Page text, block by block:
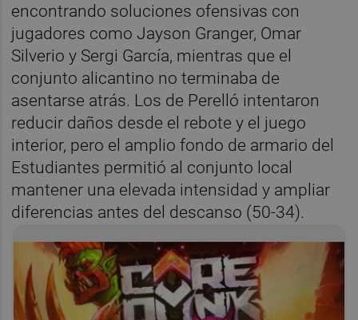
encontrando soluciones ofensivas con
jugadores como Jayson Granger, Omar
Silverio y Sergi García, mientras que el
conjunto alicantino no terminaba de
asentarse atrás. Los de Perelló intentaron
reducir daños desde el rebote y el juego
interior, pero el amplio fondo de armario del
Estudiantes permitió al conjunto local
mantener una elevada intensidad y ampliar
diferencias antes del descanso (50-34).